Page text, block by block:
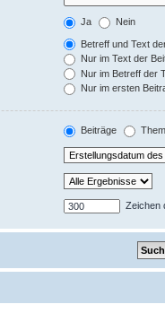
Ja Nein
Betreff und Text
Nur im Text der
Nur im Betreff der
Nur im ersten
Beiträge
Zeichen